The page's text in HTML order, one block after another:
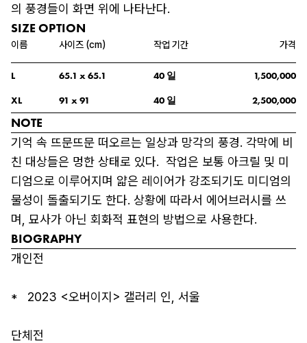
의 풍경들이 화면 위에 나타난다.
SIZE OPTION
이름 사이즈 (cm) 작업 기간 가격
L 65.1 x 65.1 40 일
1,500,000
XL
91 x 91 40 일 2,500,000
NOTE
기억 속 뜨문뜨문 떠오르는 일상과 망각의 풍경. 각막에 비
친 대상들은 멍한 상태로 있다.  작업은 보통 아크릴 및 미
디엄으로 이루어지며 얇은 레이어가 강조되기도 미디엄의
물성이 돌출되기도 한다. 상황에 따라서 에어브러시를 쓰
며, 묘사가 아닌 회화적 표현의 방법으로 사용한다.
BIOGRAPHY
개인전
*   2023 <오버이지> 갤러리 인, 서울
단체전